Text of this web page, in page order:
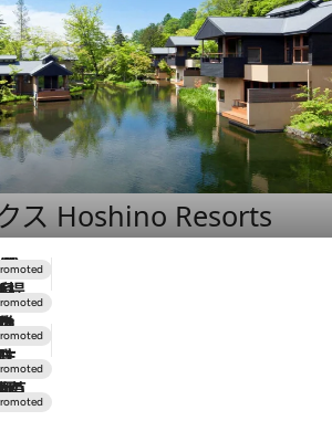
ス Hoshino Resorts
土の味